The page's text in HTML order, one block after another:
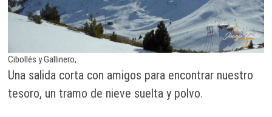
Cibollés y Gallinero,
Una salida corta con amigos para encontrar nuestro
tesoro, un tramo de nieve suelta y polvo.